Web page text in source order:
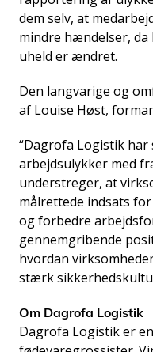
dem selv, at
mindre hændelser,
uheld er ændret.
Den langvarige og
af Louise Høst,
“Dagrofa Logistik
arbejdsulykker med
understreger, at
målrettede indsats
og forbedre
gennemgribende
hvordan
stærk
Om Dagrofa Logistik
Dagrofa Logistik er